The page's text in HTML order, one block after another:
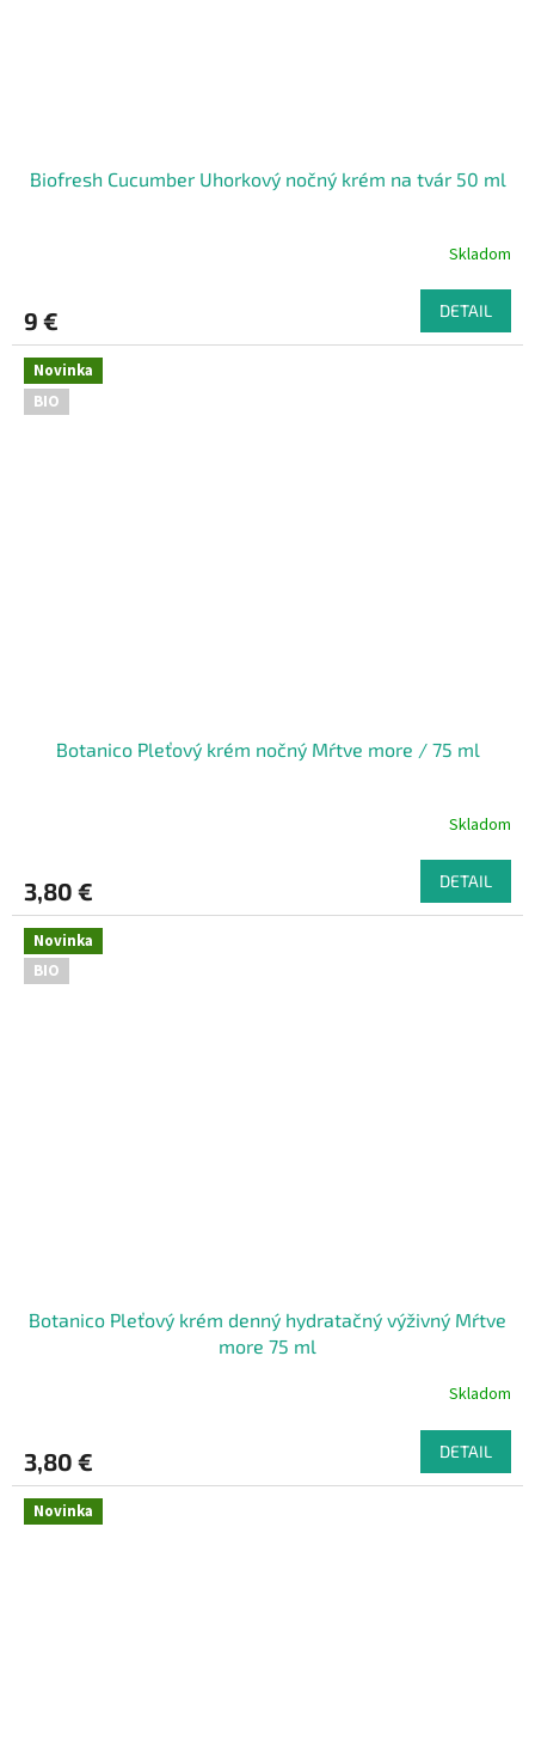
Biofresh Cucumber Uhorkový nočný krém na tvár 50 ml
Skladom
9 € DETAIL
Novinka
BIO
Botanico Pleťový krém nočný Mŕtve more / 75 ml
Skladom
3,80 € DETAIL
Novinka
BIO
Botanico Pleťový krém denný hydratačný výživný Mŕtve
more 75 ml
Skladom
3,80 € DETAIL
Novinka